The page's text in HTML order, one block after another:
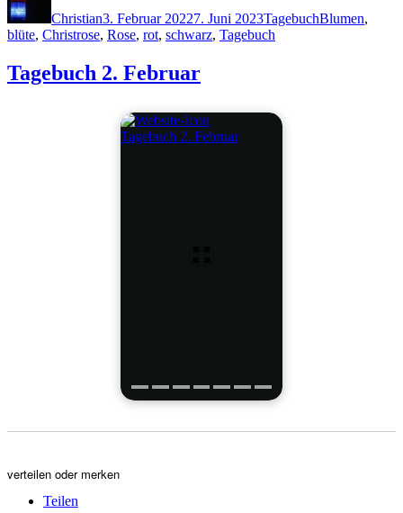
Christian3. Februar 20227. Juni 2023TagebuchBlumen,
blüte, Christrose, Rose, rot, schwarz, Tagebuch
Tagebuch 2. Februar
Tagebuch 2. Februar
verteilen oder merken
Teilen